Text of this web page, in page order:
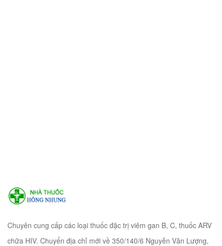
Chuyên cung cấp các loại thuốc đặc trị viêm gan B, C, thuốc ARV
chữa HIV. Chuyển địa chỉ mới về 350/140/6 Nguyễn Văn Lượng,